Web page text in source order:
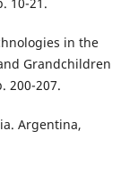
in the
Grandchildren
200-207.
Argentina,